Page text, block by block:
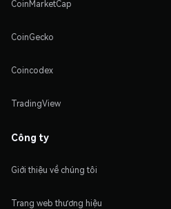
CoinMarketCap
CoinGecko
Coincodex
TradingView
Công ty
Giới thiệu về chúng tôi
Trang web thương hiệu